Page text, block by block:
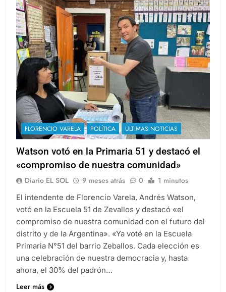
FLORENCIO VARELA POLÍTICA ULTIMAS NOTICIAS
Watson votó en la Primaria 51 y destacó el
«compromiso de nuestra comunidad»
Diario EL SOL 9 meses atrás 0 1 minutos
El intendente de Florencio Varela, Andrés Watson,
votó en la Escuela 51 de Zevallos y destacó «el
compromiso de nuestra comunidad con el futuro del
distrito y de la Argentina». «Ya voté en la Escuela
Primaria N°51 del barrio Zeballos. Cada elección es
una celebración de nuestra democracia y, hasta
ahora, el 30% del padrón…
Leer más